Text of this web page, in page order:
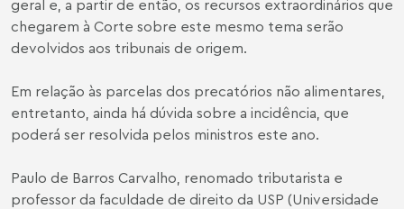
geral e, a partir de então, os recursos extraordinários que
chegarem à Corte sobre este mesmo tema serão
devolvidos aos tribunais de origem.
Em relação às parcelas dos precatórios não alimentares,
entretanto, ainda há dúvida sobre a incidência, que
poderá ser resolvida pelos ministros este ano.
Paulo de Barros Carvalho, renomado tributarista e
professor da faculdade de direito da USP (Universidade